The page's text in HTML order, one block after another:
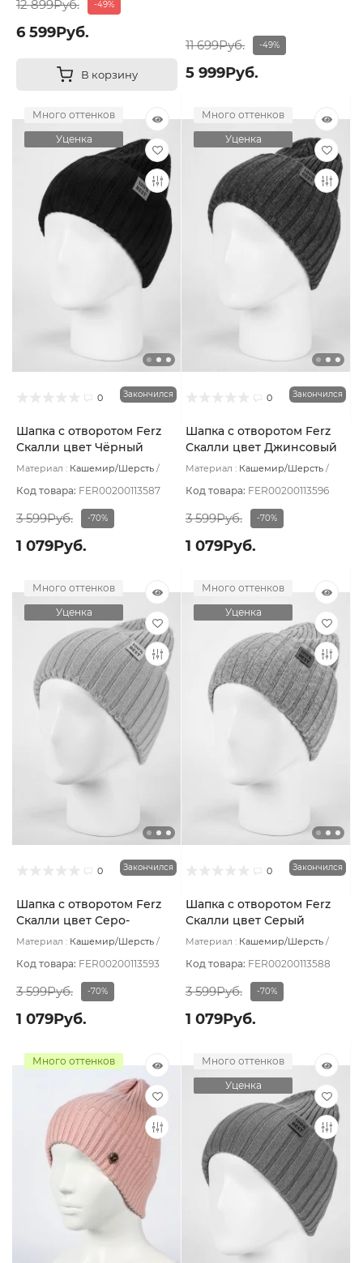
12 899Руб. -49%
6 599Руб.
В корзину
11 699Руб. -49%
5 999Руб.
Много оттенков
Уценка
0 Закончился
Шапка с отворотом Ferz
Скалли цвет Чёрный
Материал : Кашемир/Шерсть
Код товара: FER00200113587
3 599Руб. -70%
1 079Руб.
Много оттенков
Уценка
0 Закончился
Шапка с отворотом Ferz
Скалли цвет Джинсовый
Материал : Кашемир/Шерсть
Код товара: FER00200113596
3 599Руб. -70%
1 079Руб.
Много оттенков
Уценка
0 Закончился
Шапка с отворотом Ferz
Скалли цвет Серо-
розовый
Материал : Кашемир/Шерсть
Код товара: FER00200113593
3 599Руб. -70%
1 079Руб.
Много оттенков
Уценка
0 Закончился
Шапка с отворотом Ferz
Скалли цвет Серый
светлый
Материал : Кашемир/Шерсть
Код товара: FER00200113588
3 599Руб. -70%
1 079Руб.
Много оттенков
Много оттенков
Уценка